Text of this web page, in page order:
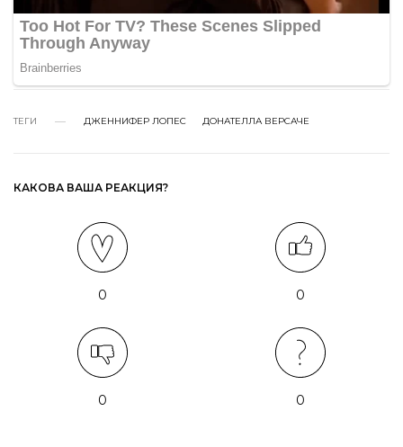
ТЕГИ ДЖЕННИФЕР ЛОПЕС ДОНАТЕЛЛА ВЕРСАЧЕ
КАКОВА ВАША РЕАКЦИЯ?
0 0
0 0